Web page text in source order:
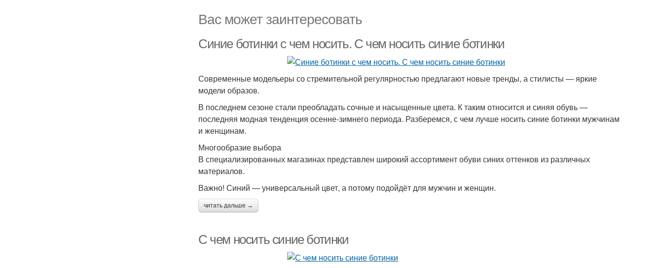
Вас может заинтересовать
Синие ботинки с чем носить. С чем носить синие ботинки
Современные модельеры со стремительной регулярностью предлагают новые тренды, а стилисты — яркие
модели образов.
В последнем сезоне стали преобладать сочные и насыщенные цвета. К таким относится и синяя обувь —
последняя модная тенденция осенне-зимнего периода. Разберемся, с чем лучше носить синие ботинки мужчинам
и женщинам.
Многообразие выбора
В специализированных магазинах представлен широкий ассортимент обуви синих оттенков из различных
материалов.
Важно! Синий — универсальный цвет, а потому подойдёт для мужчин и женщин.
читать дальше →
С чем носить синие ботинки